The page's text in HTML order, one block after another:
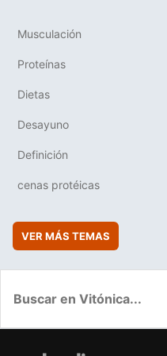
Musculación
Proteínas
Dietas
Desayuno
Definición
cenas protéicas
VER MÁS TEMAS